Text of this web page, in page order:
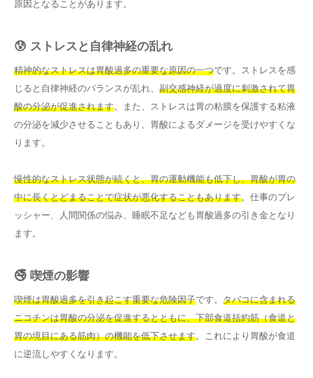
原因となることがあります。
😰 ストレスと自律神経の乱れ
精神的なストレスは胃酸過多の重要な原因の一つです。ストレスを感
じると自律神経のバランスが乱れ、 副交感神経が過度に刺激されて胃
酸の分泌が促進されます。また、ストレスは胃の粘膜を保護する粘液
の分泌を減少させることもあり、胃酸によるダメージを受けやすくな
ります。
慢性的なストレス状態が続くと、胃の運動機能も低下し、胃酸が胃の
中に長くとどまることで症状が悪化することもあります。仕事のプレ
ッシャー、人間関係の悩み、睡眠不足なども胃酸過多の引き金となり
ます。
🚭 喫煙の影響
喫煙は胃酸過多を引き起こす重要な危険因子です。 タバコに含まれる
ニコチンは胃酸の分泌を促進するとともに、下部食道括約筋（食道と
胃の境目にある筋肉）の機能を低下させます。これにより胃酸が食道
に逆流しやすくなります。